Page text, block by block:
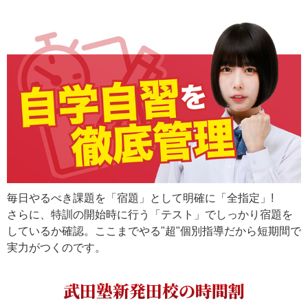
毎日やるべき課題を「宿題」として明確に「全指定」!
さらに、特訓の開始時に行う「テスト」でしっかり宿題を
しているか確認。ここまでやる"超"個別指導だから短期間で
実力がつくのです。
武田塾新発田校の時間割